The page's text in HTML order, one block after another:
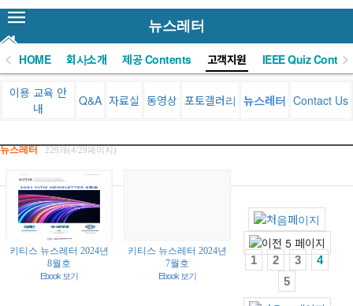
뉴스레터
< HOME 회사소개 제공 Contents 고객지원 IEEE Quiz Contest
>
이용 교육 안
내
Q&A 자료실 동영상 포토갤러리 뉴스레터 Contact Us
뉴스레터 229개(4/29페이지)
키티스 뉴스레터 2024년
8월호
Ebook 보기
키티스 뉴스레터 2024년
7월호
Ebook 보기
1 2 3
4
5